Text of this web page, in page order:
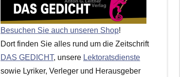
Besuchen Sie auch unseren Shop!
Dort finden Sie alles rund um die Zeitschrift
DAS GEDICHT, unsere Lektoratsdienste
sowie Lyriker, Verleger und Herausgeber